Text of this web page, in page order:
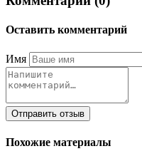
Оставить комментарий
Имя
Отправить отзыв
Похожие материалы